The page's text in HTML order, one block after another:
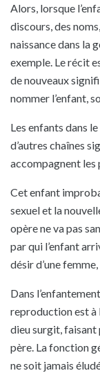
Alors, lorsque
discours, des
naissance dans la
exemple. Le récit
de nouveaux
nommer l’enfant,
Les enfants dans
d’autres chaînes
accompagnent les
Cet enfant
sexuel et la
opère ne va pas
par qui l’enfant
désir d’une femme,
Dans
reproduction est à
dieu surgit, faisant
père. La fonction
ne soit jamais